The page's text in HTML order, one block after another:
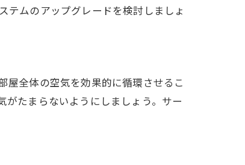
テムのアップグレードを検討しましょ
屋全体の空気を効果的に循環させるこ
がたまらないようにしましょう。サー